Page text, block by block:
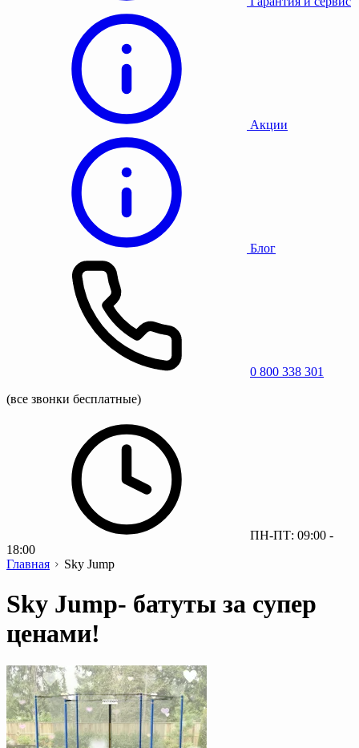
Акции
Блог
0 800 338 301
(все звонки бесплатные)
ПН-ПТ: 09:00 -
18:00
Главная
Sky Jump
Sky Jump- батуты за супер
ценами!